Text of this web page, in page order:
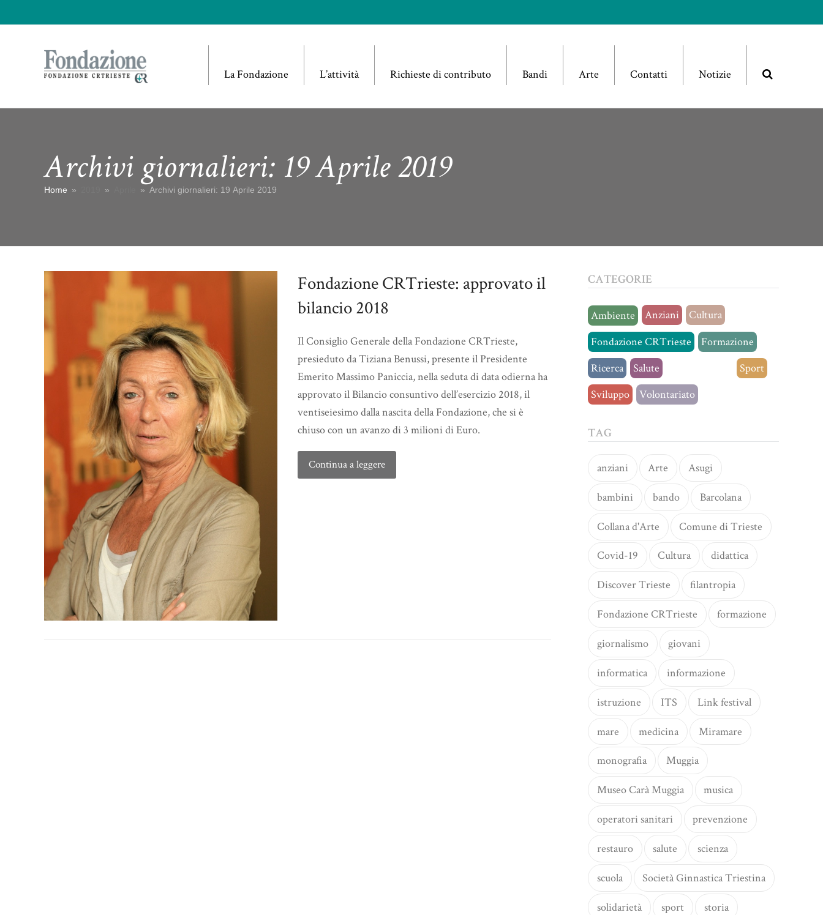
La Fondazione L’attività Richieste di contributo Bandi Arte Contatti Notizie
Archivi giornalieri: 19 Aprile 2019
Home » » » Archivi giornalieri: 19 Aprile 2019
Fondazione CRTrieste: approvato il
bilancio 2018
Il Consiglio Generale della Fondazione CRTrieste,
presieduto da Tiziana Benussi, presente il Presidente
Emerito Massimo Paniccia, nella seduta di data odierna ha
approvato il Bilancio consuntivo dell’esercizio 2018, il
ventiseiesimo dalla nascita della Fondazione, che si è
chiuso con un avanzo di 3 milioni di Euro.
Continua a leggere
CATEGORIE
Ambiente Anziani
Cultura
Fondazione CRTrieste
Formazione
Ricerca
Salute
Sport
Sviluppo
Volontariato
TAG
anziani Arte Asugi
bambini bando Barcolana
Collana d'Arte Comune di Trieste
Covid-19 Cultura didattica
Discover Trieste filantropia
Fondazione CRTrieste formazione
giornalismo giovani
informatica informazione
istruzione ITS Link festival
mare medicina Miramare
monografia Muggia
Museo Carà Muggia musica
operatori sanitari prevenzione
restauro salute scienza
scuola Società Ginnastica Triestina
solidarietà sport storia